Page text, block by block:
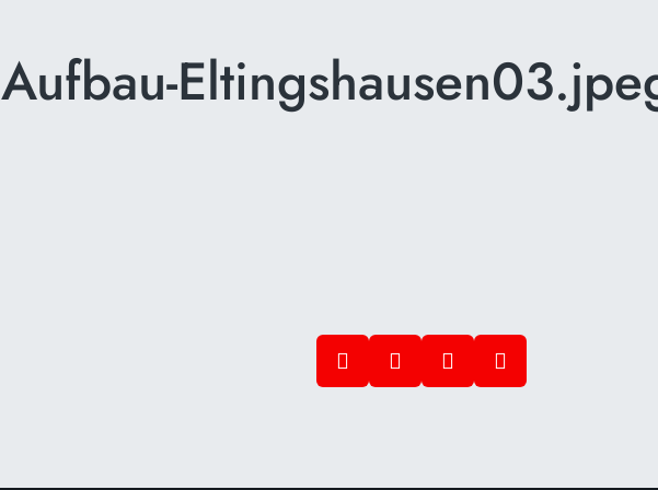
Aufbau-